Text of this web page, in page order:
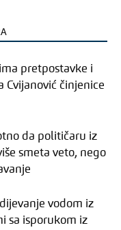
pretpostavke i
Cvijanović činjenice
da političaru iz
smeta veto, nego
vodom iz
sa isporukom iz